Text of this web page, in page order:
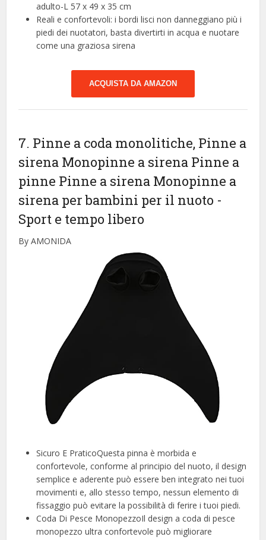
adulto-L 57 x 49 x 35 cm
Reali e confortevoli: i bordi lisci non danneggiano più i
piedi dei nuotatori, basta divertirti in acqua e nuotare
come una graziosa sirena
ACQUISTA DA AMAZON
7. Pinne a coda monolitiche, Pinne a
sirena Monopinne a sirena Pinne a
pinne Pinne a sirena Monopinne a
sirena per bambini per il nuoto -
Sport e tempo libero
By AMONIDA
Sicuro E PraticoQuesta pinna è morbida e
confortevole, conforme al principio del nuoto, il design
semplice e aderente può essere ben integrato nei tuoi
movimenti e, allo stesso tempo, nessun elemento di
fissaggio può evitare la possibilità di ferire i tuoi piedi.
Coda Di Pesce MonopezzoIl design a coda di pesce
monopezzo ultra confortevole può migliorare